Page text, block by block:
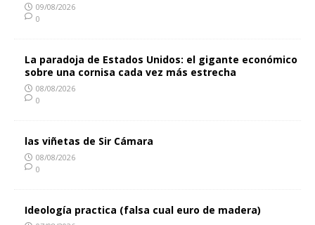
09/08/2026
0
La paradoja de Estados Unidos: el gigante económico
sobre una cornisa cada vez más estrecha
08/08/2026
0
las viñetas de Sir Cámara
08/08/2026
0
Ideología practica (falsa cual euro de madera)